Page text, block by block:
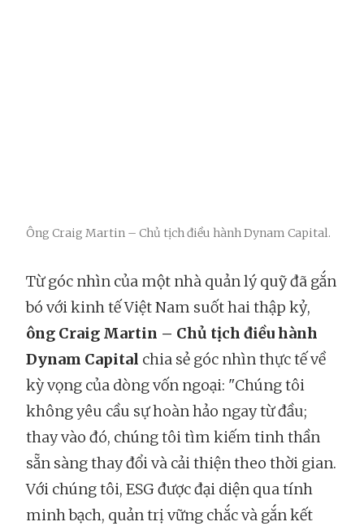
Ông Craig Martin – Chủ tịch điều hành Dynam Capital.
Từ góc nhìn của một nhà quản lý quỹ đã gắn
bó với kinh tế Việt Nam suốt hai thập kỷ,
ông Craig Martin – Chủ tịch điều hành
Dynam Capital chia sẻ góc nhìn thực tế về
kỳ vọng của dòng vốn ngoại: "Chúng tôi
không yêu cầu sự hoàn hảo ngay từ đầu;
thay vào đó, chúng tôi tìm kiếm tinh thần
sẵn sàng thay đổi và cải thiện theo thời gian.
Với chúng tôi, ESG được đại diện qua tính
minh bạch, quản trị vững chắc và gắn kết